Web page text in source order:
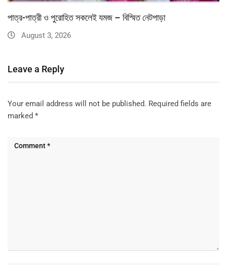
পাত্র-পাত্রী ও পুরোহিত সকলেই যমজ – বিস্মিত নেটপাড়া
August 3, 2026
Leave a Reply
Your email address will not be published. Required fields are
marked *